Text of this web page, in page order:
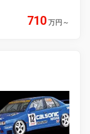
710 万円 ～